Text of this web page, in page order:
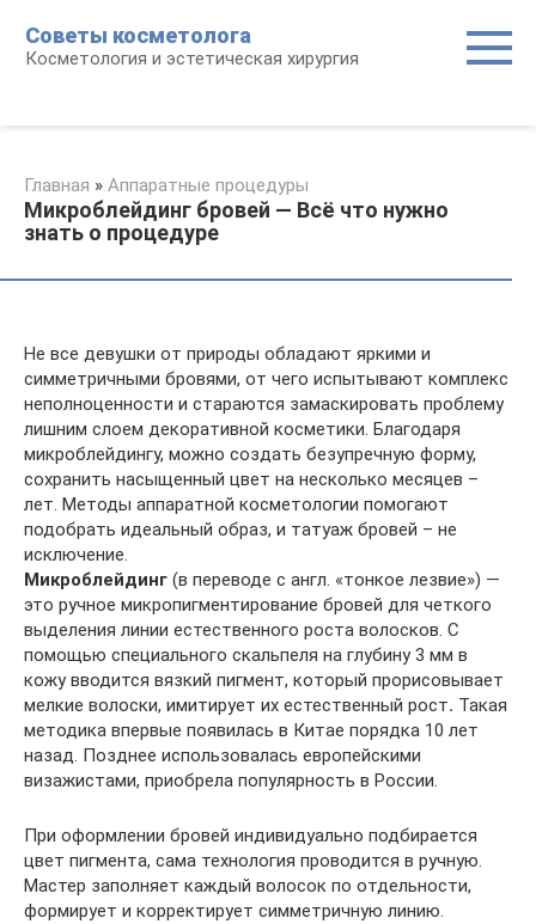
контенту
Советы косметолога
Косметология и эстетическая хирургия
Главная » Аппаратные процедуры
Микроблейдинг бровей — Всё что нужно
знать о процедуре
Не все девушки от природы обладают яркими и
симметричными бровями, от чего испытывают комплекс
неполноценности и стараются замаскировать проблему
лишним слоем декоративной косметики. Благодаря
микроблейдингу, можно создать безупречную форму,
сохранить насыщенный цвет на несколько месяцев –
лет. Методы аппаратной косметологии помогают
подобрать идеальный образ, и татуаж бровей – не
исключение.
Микроблейдинг (в переводе с англ. «тонкое лезвие») —
это ручное микропигментирование бровей для четкого
выделения линии естественного роста волосков. С
помощью специального скальпеля на глубину 3 мм в
кожу вводится вязкий пигмент, который прорисовывает
мелкие волоски, имитирует их естественный рост. Такая
методика впервые появилась в Китае порядка 10 лет
назад. Позднее использовалась европейскими
визажистами, приобрела популярность в России.
При оформлении бровей индивидуально подбирается
цвет пигмента, сама технология проводится в ручную.
Мастер заполняет каждый волосок по отдельности,
формирует и корректирует симметричную линию.